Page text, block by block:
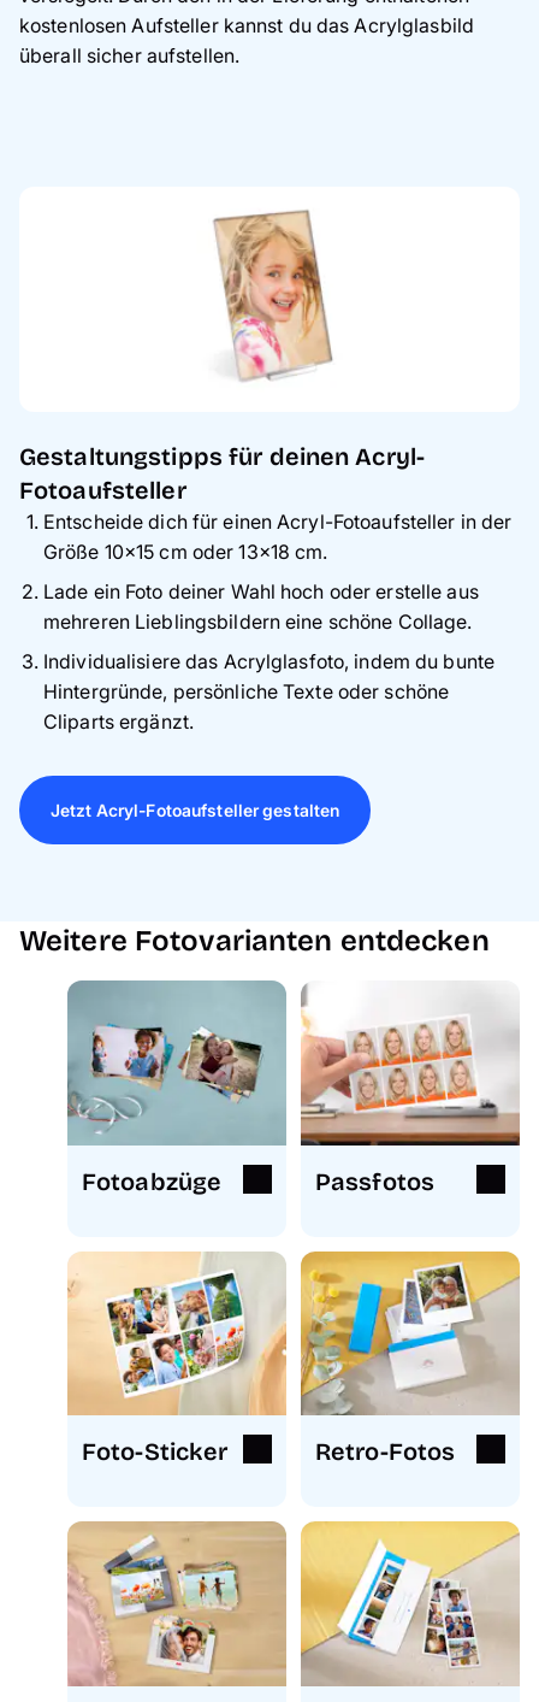
kostenlosen Aufsteller kannst du das Acrylglasbild
überall sicher aufstellen.
Gestaltungstipps für deinen Acryl-
Fotoaufsteller
Entscheide dich für einen Acryl-Fotoaufsteller in der
Größe 10×15 cm oder 13×18 cm.
Lade ein Foto deiner Wahl hoch oder erstelle aus
mehreren Lieblingsbildern eine schöne Collage.
Individualisiere das Acrylglasfoto, indem du bunte
Hintergründe, persönliche Texte oder schöne
Cliparts ergänzt.
Jetzt Acryl-Fotoaufsteller gestalten
Weitere Fotovarianten entdecken
Fotoabzüge Passfotos
Foto-Sticker Retro-Fotos